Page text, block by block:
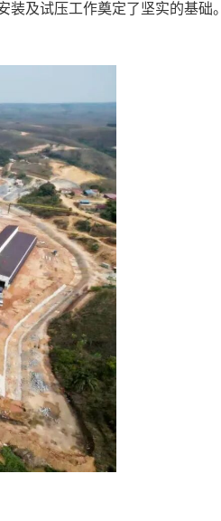
及试压工作奠定了坚实的基础。